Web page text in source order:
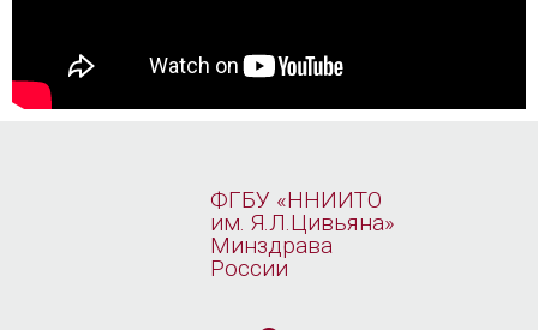
ФГБУ «ННИИТО
им. Я.Л.Цивьяна»
Минздрава
России